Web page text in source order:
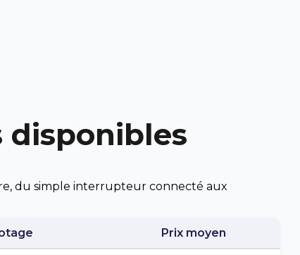
disponibles
du simple interrupteur connecté aux
Prix moyen